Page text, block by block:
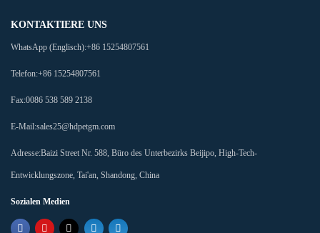
KONTAKTIERE UNS
WhatsApp (Englisch):+86 15254807561
Telefon:+86 15254807561
Fax:0086 538 589 2138
E-Mail:sales25@hdpetgm.com
Adresse:Baizi Street Nr. 588, Büro des Unterbezirks Beijipo, High-Tech-
Entwicklungszone, Tai'an, Shandong, China
Sozialen Medien